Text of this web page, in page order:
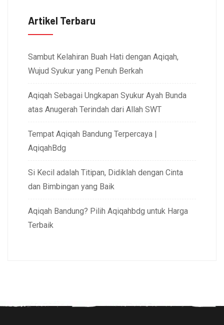
Artikel Terbaru
Sambut Kelahiran Buah Hati dengan Aqiqah,
Wujud Syukur yang Penuh Berkah
Aqiqah Sebagai Ungkapan Syukur Ayah Bunda
atas Anugerah Terindah dari Allah SWT
Tempat Aqiqah Bandung Terpercaya |
AqiqahBdg
Si Kecil adalah Titipan, Didiklah dengan Cinta
dan Bimbingan yang Baik
Aqiqah Bandung? Pilih Aqiqahbdg untuk Harga
Terbaik